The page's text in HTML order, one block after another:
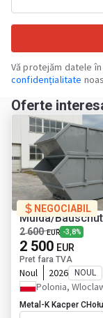
Vă protejăm datele
confidențialitate
Oferte
NEGOCIABIL
Mulda/
2 600 EUR -3,8%
2 500 EUR
Pret fara TVA
Noul 2026 NOUL
Polonia,
Metal-K Kacper